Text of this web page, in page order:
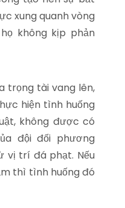
xung quanh vòng
không kịp phản
trọng tài vang lên,
hiện tình huống
không được có
đội đối phương
vị trí đá phạt. Nếu
thì tình huống đó